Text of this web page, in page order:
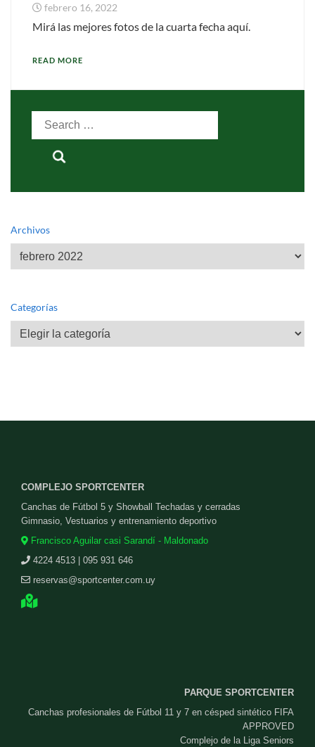
febrero 16, 2022
Mirá las mejores fotos de la cuarta fecha aquí.
READ MORE
Search
for:
Archivos
Archivos
Categorías
Categorías
COMPLEJO SPORTCENTER
Canchas de Fútbol 5 y Showball Techadas y cerradas
Gimnasio, Vestuarios y entrenamiento deportivo
Francisco Aguilar casi Sarandí - Maldonado
4224 4513 | 095 931 646
reservas@sportcenter.com.uy
PARQUE SPORTCENTER
Canchas profesionales de Fútbol 11 y 7 en césped sintético FIFA
APPROVED
Complejo de la Liga Seniors